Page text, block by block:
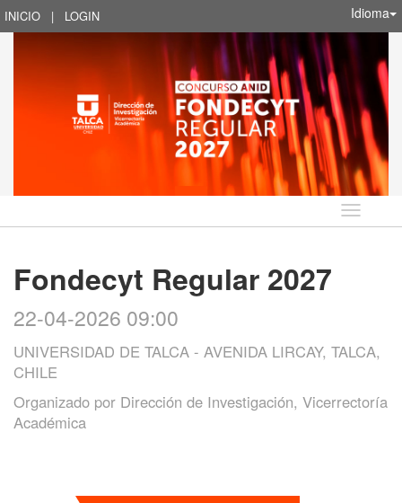
INICIO | LOGIN Idioma
Idioma
Fondecyt Regular 2027
22-04-2026 09:00
UNIVERSIDAD DE TALCA - AVENIDA LIRCAY, TALCA,
CHILE
Organizado por Dirección de Investigación, Vicerrectoría
Académica